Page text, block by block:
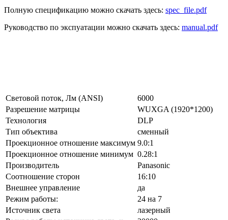
Полную спецификацию можно скачать здесь: spec_file.pdf
Руководство по экспуатации можно скачать здесь: manual.pdf
Световой поток, Лм (ANSI)
6000
Разрешение матрицы
WUXGA (1920*1200)
Технология
DLP
Тип объектива
сменный
Проекционное отношение максимум 9.0:1
Проекционное отношение минимум 0.28:1
Производитель
Panasonic
Соотношение сторон
16:10
Внешнее управление
да
Режим работы:
24 на 7
Источник света
лазерный